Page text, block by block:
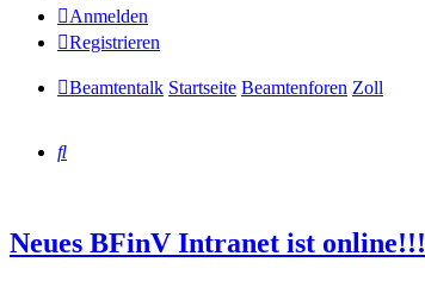
Anmelden
Registrieren
Beamtentalk Startseite Beamtenforen Zoll
Suche
Neues BFinV Intranet ist online!!!